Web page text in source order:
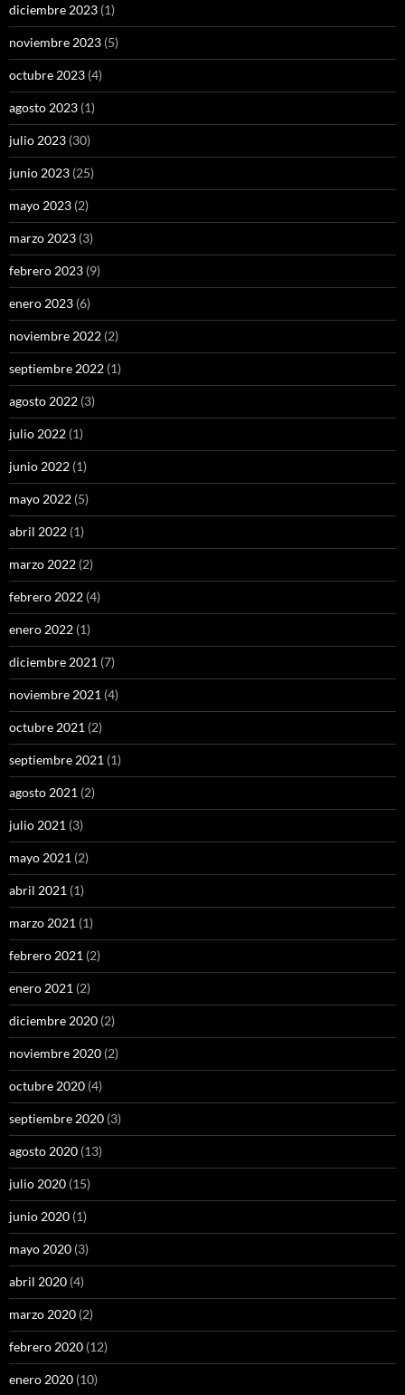
diciembre 2023 (1)
noviembre 2023 (5)
octubre 2023 (4)
agosto 2023 (1)
julio 2023 (30)
junio 2023 (25)
mayo 2023 (2)
marzo 2023 (3)
febrero 2023 (9)
enero 2023 (6)
noviembre 2022 (2)
septiembre 2022 (1)
agosto 2022 (3)
julio 2022 (1)
junio 2022 (1)
mayo 2022 (5)
abril 2022 (1)
marzo 2022 (2)
febrero 2022 (4)
enero 2022 (1)
diciembre 2021 (7)
noviembre 2021 (4)
octubre 2021 (2)
septiembre 2021 (1)
agosto 2021 (2)
julio 2021 (3)
mayo 2021 (2)
abril 2021 (1)
marzo 2021 (1)
febrero 2021 (2)
enero 2021 (2)
diciembre 2020 (2)
noviembre 2020 (2)
octubre 2020 (4)
septiembre 2020 (3)
agosto 2020 (13)
julio 2020 (15)
junio 2020 (1)
mayo 2020 (3)
abril 2020 (4)
marzo 2020 (2)
febrero 2020 (12)
enero 2020 (10)